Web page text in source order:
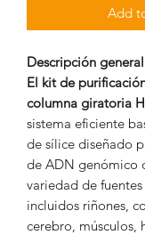
Add
Descripción general
El kit de
columna giratoria
sistema eficiente
de sílice diseñado
de ADN genómico
variedad de
incluidos riñones,
cerebro, músculos,